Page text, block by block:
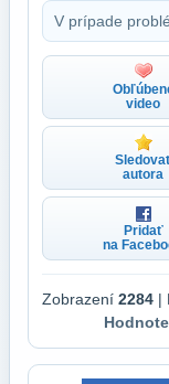
V prípade
video
autora
Pridať
na
Zobrazení 2284 |